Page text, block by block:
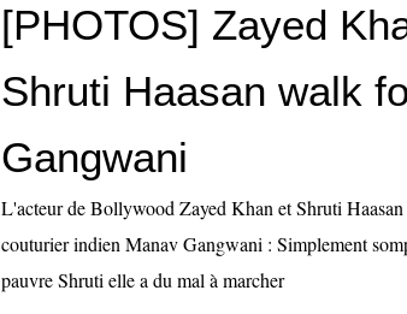
[PHOTOS] Zayed
Shruti Haasan walk
Gangwani
L'acteur de Bollywood Zayed Khan et Shruti
couturier indien Manav Gangwani : Simplement
pauvre Shruti elle a du mal à marcher